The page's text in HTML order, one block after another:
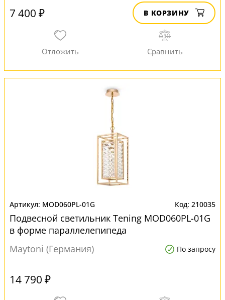
7 400 ₽ В КОРЗИНУ
MOD060PL-01G 210035
Подвесной светильник Tening MOD060PL-01G
в форме параллелепипеда
Maytoni (Германия)
По запросу
14 790 ₽